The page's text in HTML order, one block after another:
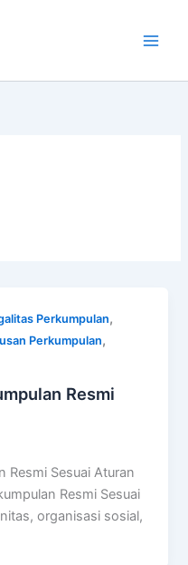
Perkumpulan,
Perkumpulan,
Resmi
Resmi Sesuai Aturan
Resmi Sesuai
organisasi sosial,